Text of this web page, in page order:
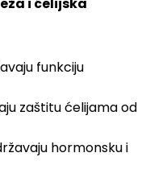
i ćelijska
funkciju
zaštitu ćelijama od
hormonsku i